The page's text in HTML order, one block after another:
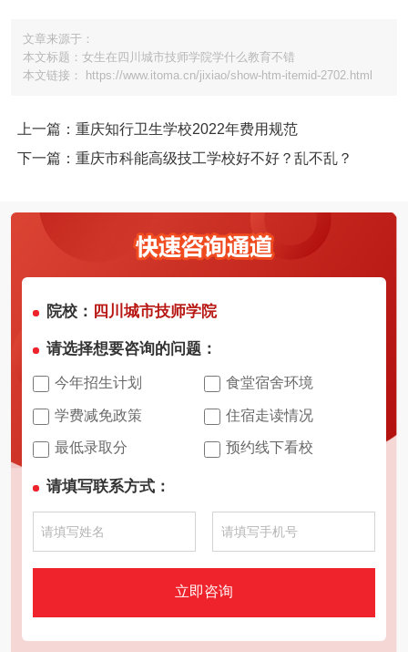
文章来源于：
本文标题：女生在四川城市技师学院学什么教育不错
本文链接： https://www.itoma.cn/jixiao/show-htm-itemid-2702.html
上一篇：重庆知行卫生学校2022年费用规范
下一篇：重庆市科能高级技工学校好不好？乱不乱？
院校： 四川城市技师学院
请选择想要咨询的问题：
今年招生计划 食堂宿舍环境
学费减免政策 住宿走读情况
最低录取分 预约线下看校
请填写联系方式：
立即咨询